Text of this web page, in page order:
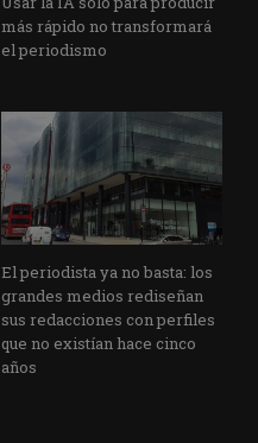
más rápido no transformará
el periodismo
El periodista ya no basta: los
grandes medios rediseñan
sus redacciones con perfiles
que no existían hace cinco
años